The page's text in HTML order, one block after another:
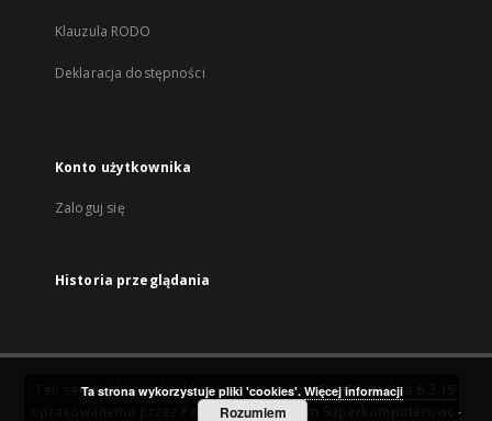
Klauzula RODO
Deklaracja dostępności
Konto użytkownika
Zaloguj się
Historia przeglądania
Ten serwis działa dzięki oprogramowaniuDInGO dLibra 6.3.15
Poznańskie Centrum Superkomputerowo-
Ta strona wykorzystuje pliki 'cookies'. Więcej informacji
Rozumiem